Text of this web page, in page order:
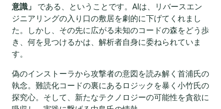
意識」
である、ということです。AIは、リバースエン
ジニアリングの入り口の敷居を劇的に下げてくれまし
た。しかし、その先に広がる未知のコードの森をどう歩
き、何を見つけるかは、解析者自身に委ねられていま
す。
偽のインストーラから攻撃者の意図を読み解く首浦氏の
執念。難読化コードの裏にあるロジックを暴く小竹氏の
探究心。そして、新たなテクノロジーの可能性を貪欲に